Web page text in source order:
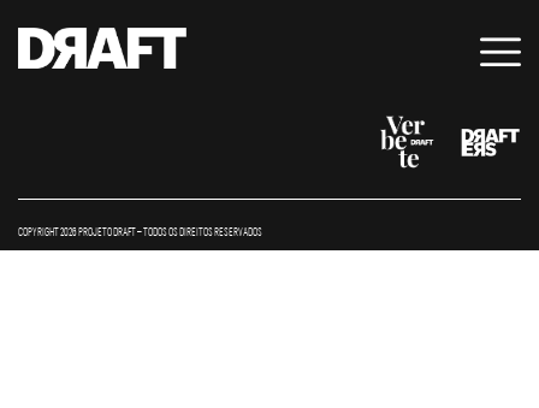
COPYRIGHT 2026 PROJETO DRAFT – TODOS OS DIREITOS RESERVADOS